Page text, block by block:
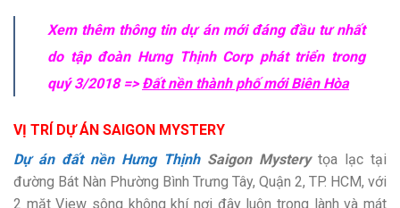
Xem thêm thông tin dự án mới đáng đầu tư nhất
do tập đoàn Hưng Thịnh Corp phát triển trong
quý 3/2018 => Đất nền thành phố mới Biên Hòa
VỊ TRÍ DỰ ÁN SAIGON MYSTERY
Dự án đất nền Hưng ThịnhSaigon Mysterytọa lạc tại
đường Bát Nàn Phường Bình Trưng Tây, Quận 2, TP. HCM, với
2 mặt View sông không khí nơi đây luôn trong lành và mát